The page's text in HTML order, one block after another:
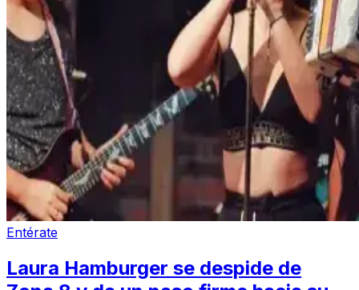
Entérate
Laura Hamburger se despide de